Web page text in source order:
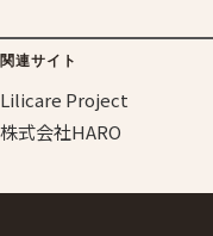
関連サイト
Lilicare Project
株式会社HARO